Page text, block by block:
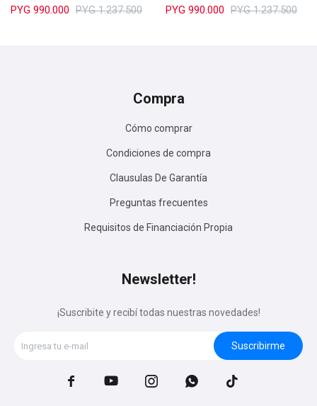
PYG 990.000 PYG 1.237.500 PYG 990.000 PYG 1.237.500
Compra
Cómo comprar
Condiciones de compra
Clausulas De Garantía
Preguntas frecuentes
Requisitos de Financiación Propia
Newsletter!
¡Suscribite y recibí todas nuestras novedades!
Suscribirme
    